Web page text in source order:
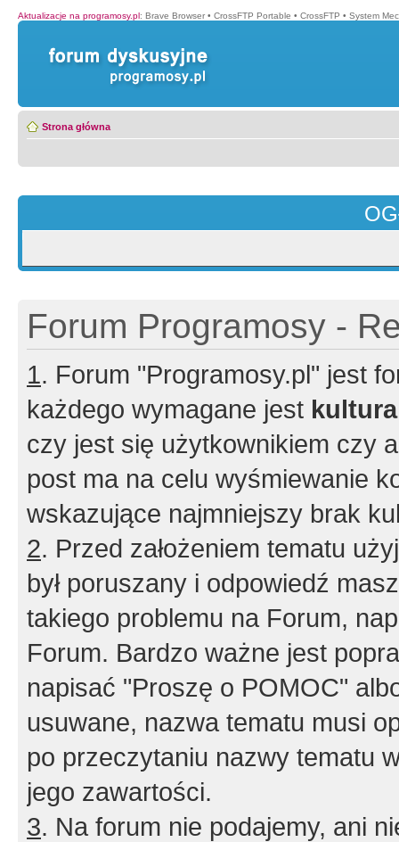
Aktualizacje na programosy.pl: Brave Browser • CrossFTP Portable • CrossFTP • System
Strona główna
Forum Programosy -
1. Forum "Programosy.pl" jest
każdego wymagane jest
czy jest się użytkownikiem czy
post ma na celu wyśmiewanie
wskazujące najmniejszy brak
2. Przed założeniem tematu
był poruszany i odpowiedź
takiego problemu na Forum,
Forum. Bardzo ważne jest
napisać "Proszę o POMOC"
usuwane, nazwa tematu musi
po przeczytaniu nazwy tematu
jego zawartości.
3. Na forum nie podajemy, ani